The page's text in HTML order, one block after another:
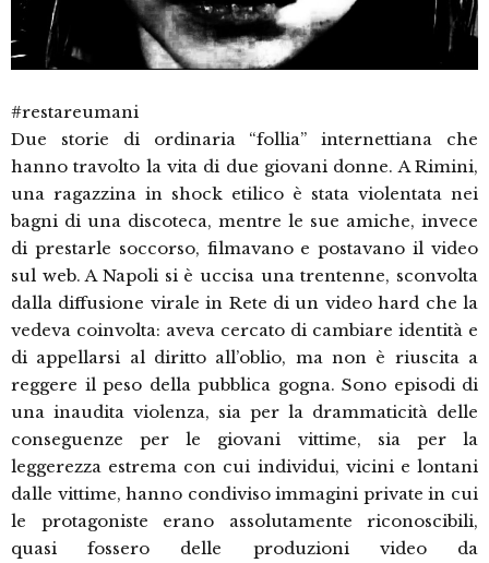
#restareumani
Due storie di ordinaria “follia” internettiana che
hanno travolto la vita di due giovani donne. A Rimini,
una ragazzina in shock etilico è stata violentata nei
bagni di una discoteca, mentre le sue amiche, invece
di prestarle soccorso, filmavano e postavano il video
sul web. A Napoli si è uccisa una trentenne, sconvolta
dalla diffusione virale in Rete di un video hard che la
vedeva coinvolta: aveva cercato di cambiare identità e
di appellarsi al diritto all’oblio, ma non è riuscita a
reggere il peso della pubblica gogna. Sono episodi di
una inaudita violenza, sia per la drammaticità delle
conseguenze per le giovani vittime, sia per la
leggerezza estrema con cui individui, vicini e lontani
dalle vittime, hanno condiviso immagini private in cui
le protagoniste erano assolutamente riconoscibili,
quasi fossero delle produzioni video da